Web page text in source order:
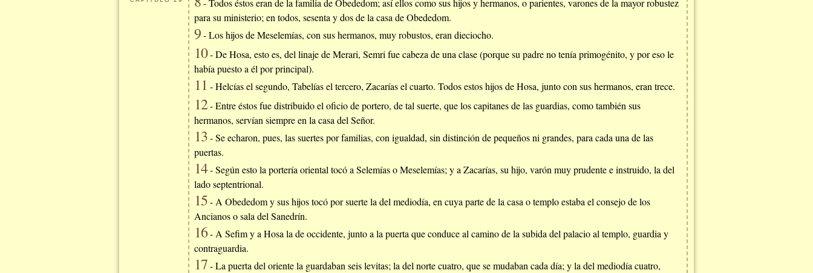
- Todos éstos eran de la familia de Obededom; así ellos como sus hijos y hermanos, o parientes, varones de la mayor robustez
para su ministerio; en todos, sesenta y dos de la casa de Obededom.
9- Los hijos de Meselemías, con sus hermanos, muy robustos, eran dieciocho.
10- De Hosa, esto es, del linaje de Merari, Semri fue cabeza de una clase (porque su padre no tenía primogénito, y por eso le
había puesto a él por principal).
11 - Helcías el segundo, Tabelías el tercero, Zacarías el cuarto. Todos estos hijos de Hosa, junto con sus hermanos, eran trece.
12- Entre éstos fue distribuido el oficio de portero, de tal suerte, que los capitanes de las guardias, como también sus
hermanos, servían siempre en la casa del Señor.
13- Se echaron, pues, las suertes por familias, con igualdad, sin distinción de pequeños ni grandes, para cada una de las
puertas.
14- Según esto la portería oriental tocó a Selemías o Meselemías; y a Zacarías, su hijo, varón muy prudente e instruido, la del
lado septentrional.
15- A Obededom y sus hijos tocó por suerte la del mediodía, en cuya parte de la casa o templo estaba el consejo de los
Ancianos o sala del Sanedrín.
16- A Sefim y a Hosa la de occidente, junto a la puerta que conduce al camino de la subida del palacio al templo, guardia y
contraguardia.
17- La puerta del oriente la guardaban seis levitas; la del norte cuatro, que se mudaban cada día; y la del mediodía cuatro,